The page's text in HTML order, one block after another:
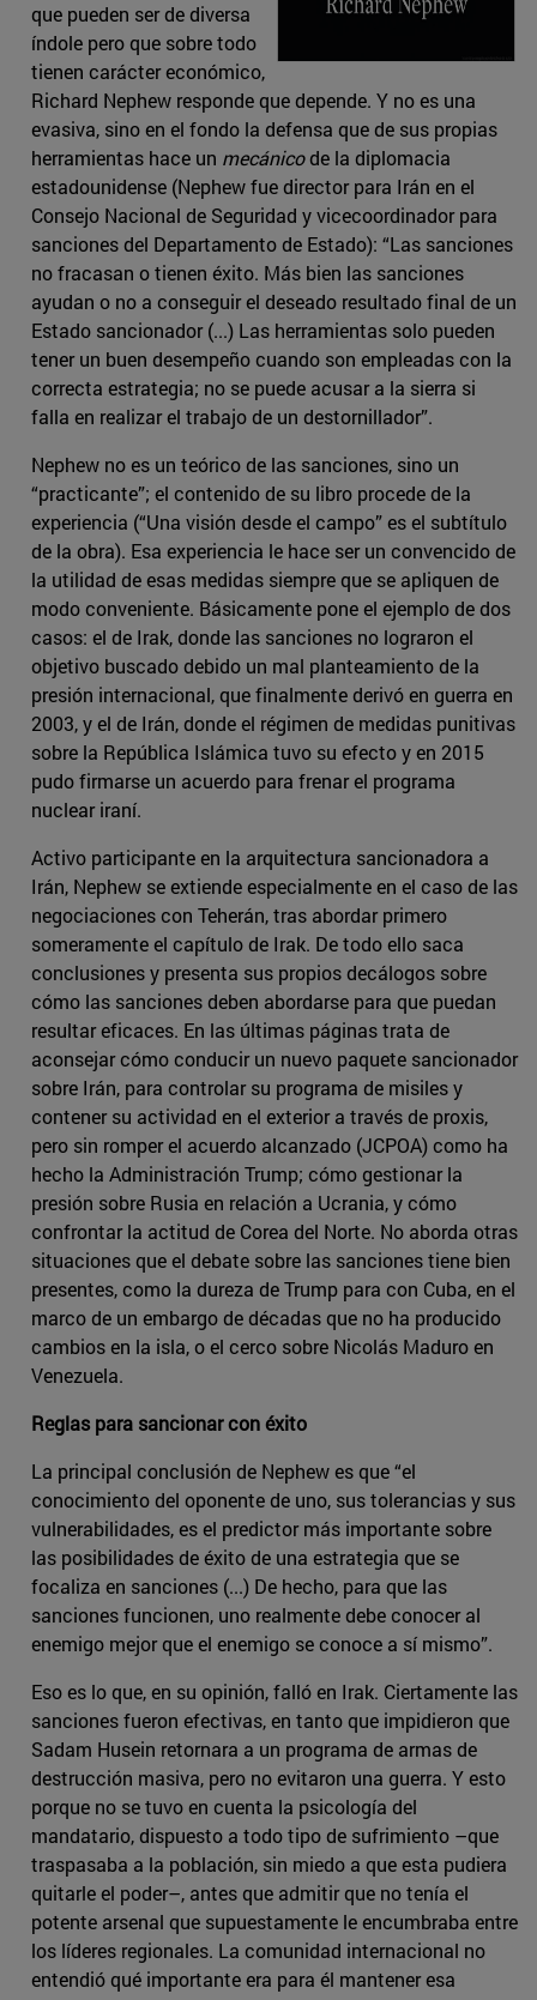
que pueden ser de diversa
índole pero que sobre todo
tienen carácter económico,
Richard Nephew responde que depende. Y no es una
evasiva, sino en el fondo la defensa que de sus propias
herramientas hace un mecánicode la diplomacia
estadounidense (Nephew fue director para Irán en el
Consejo Nacional de Seguridad y vicecoordinador para
sanciones del Departamento de Estado): “Las sanciones
no fracasan o tienen éxito. Más bien las sanciones
ayudan o no a conseguir el deseado resultado final de un
Estado sancionador (...) Las herramientas solo pueden
tener un buen desempeño cuando son empleadas con la
correcta estrategia; no se puede acusar a la sierra si
falla en realizar el trabajo de un destornillador”.
Nephew no es un teórico de las sanciones, sino un
“practicante”; el contenido de su libro procede de la
experiencia (“Una visión desde el campo” es el subtítulo
de la obra). Esa experiencia le hace ser un convencido de
la utilidad de esas medidas siempre que se apliquen de
modo conveniente. Básicamente pone el ejemplo de dos
casos: el de Irak, donde las sanciones no lograron el
objetivo buscado debido un mal planteamiento de la
presión internacional, que finalmente derivó en guerra en
2003, y el de Irán, donde el régimen de medidas punitivas
sobre la República Islámica tuvo su efecto y en 2015
pudo firmarse un acuerdo para frenar el programa
nuclear iraní.
Activo participante en la arquitectura sancionadora a
Irán, Nephew se extiende especialmente en el caso de las
negociaciones con Teherán, tras abordar primero
someramente el capítulo de Irak. De todo ello saca
conclusiones y presenta sus propios decálogos sobre
cómo las sanciones deben abordarse para que puedan
resultar eficaces. En las últimas páginas trata de
aconsejar cómo conducir un nuevo paquete sancionador
sobre Irán, para controlar su programa de misiles y
contener su actividad en el exterior a través de proxis,
pero sin romper el acuerdo alcanzado (JCPOA) como ha
hecho la Administración Trump; cómo gestionar la
presión sobre Rusia en relación a Ucrania, y cómo
confrontar la actitud de Corea del Norte. No aborda otras
situaciones que el debate sobre las sanciones tiene bien
presentes, como la dureza de Trump para con Cuba, en el
marco de un embargo de décadas que no ha producido
cambios en la isla, o el cerco sobre Nicolás Maduro en
Venezuela.
Reglas para sancionar con éxito
La principal conclusión de Nephew es que “el
conocimiento del oponente de uno, sus tolerancias y sus
vulnerabilidades, es el predictor más importante sobre
las posibilidades de éxito de una estrategia que se
focaliza en sanciones (...) De hecho, para que las
sanciones funcionen, uno realmente debe conocer al
enemigo mejor que el enemigo se conoce a sí mismo”.
Eso es lo que, en su opinión, falló en Irak. Ciertamente las
sanciones fueron efectivas, en tanto que impidieron que
Sadam Husein retornara a un programa de armas de
destrucción masiva, pero no evitaron una guerra. Y esto
porque no se tuvo en cuenta la psicología del
mandatario, dispuesto a todo tipo de sufrimiento –que
traspasaba a la población, sin miedo a que esta pudiera
quitarle el poder–, antes que admitir que no tenía el
potente arsenal que supuestamente le encumbraba entre
los líderes regionales. La comunidad internacional no
entendió qué importante era para él mantener esa